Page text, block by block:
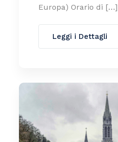
Europa) Orario di […]
Leggi i Dettagli